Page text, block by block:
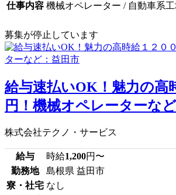
仕事内容 機械オペレーター / 自動車系工
募集が停止しています
給与速払いOK！魅力の高
円！機械オペレーターな
株式会社テクノ・サービス
給与 時給1,200円〜
勤務地
島根県 益田市
寮・社宅 なし